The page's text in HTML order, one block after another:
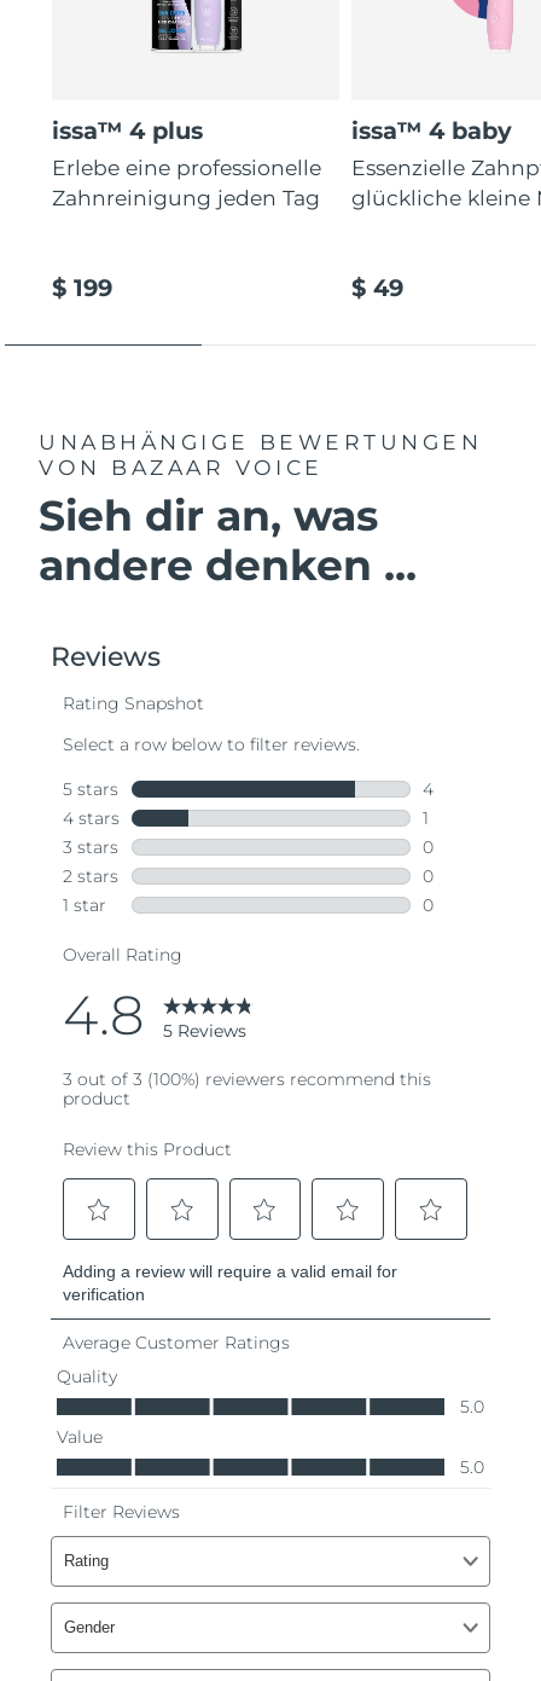
issa™ 4 plus
Erlebe eine professionelle
Zahnreinigung jeden Tag
$ 199
issa™ 4 baby
Essenzielle
glückliche kleine
$ 49
UNABHÄNGIGE BEWERTUNGEN
VON BAZAAR VOICE
Sieh dir an, was
andere denken ...